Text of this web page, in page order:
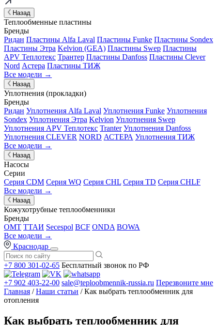
Назад
Теплообменные пластины
Бренды
Ридан Пластины Alfa Laval Пластины Funke Пластины Sondex
Пластины Этра Kelvion (GEA) Пластины Swep Пластины
APV Теплотекс Трантер Пластины Danfoss Пластины Clever
Nord Астера Пластины ТИЖ
Все модели →
Назад
Уплотнения (прокладки)
Бренды
Ридан Уплотнения Alfa Laval Уплотнения Funke Уплотнения
Sondex Уплотнения Этра Kelvion Уплотнения Swep
Уплотнения APV Теплотекс Tranter Уплотнения Danfoss
Уплотнения CLEVER NORD АСТЕРА Уплотнения ТИЖ
Все модели →
Назад
Насосы
Серии
Серия CDM Серия WQ Серия CHL Серия TD Серия CHLF
Все модели →
Назад
Кожухотрубные теплообменники
Бренды
OMT ТТАИ Secespol BCF ONDA BOWA
Все модели →
Краснодар
+7 800 301-02-65 Бесплатный звонок по РФ
+7 902 403-22-00 sale@teploobmennik-russia.ru Перезвоните мне
Главная /Наши статьи / Как выбрать теплообменник для
отопления
Как выбрать теплообменник для